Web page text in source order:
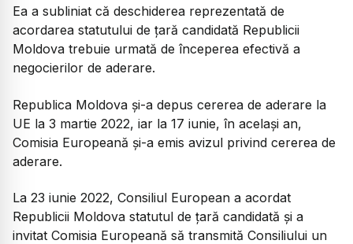
Ea a subliniat că deschiderea reprezentată de
acordarea statutului de țară candidată Republicii
Moldova trebuie urmată de începerea efectivă a
negocierilor de aderare.
Republica Moldova și-a depus cererea de aderare la
UE la 3 martie 2022, iar la 17 iunie, în același an,
Comisia Europeană și-a emis avizul privind cererea de
aderare.
La 23 iunie 2022, Consiliul European a acordat
Republicii Moldova statutul de țară candidată și a
invitat Comisia Europeană să transmită Consiliului un